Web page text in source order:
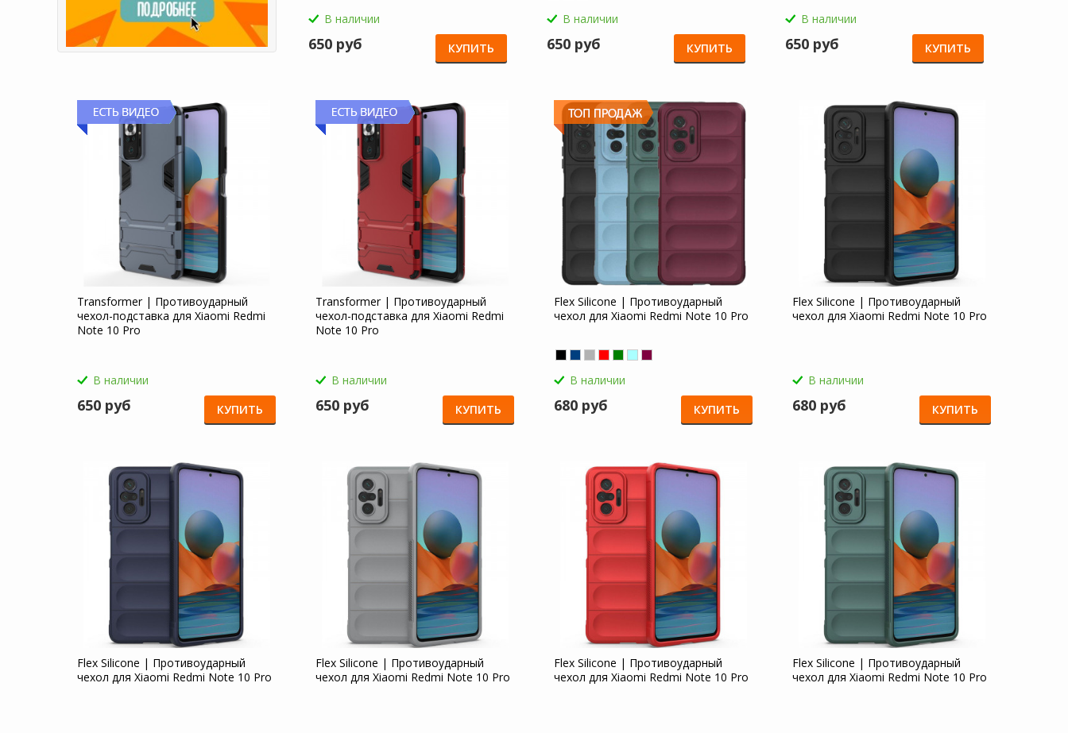
В наличии
650 руб КУПИТЬ
В наличии
650 руб КУПИТЬ
В наличии
650 руб КУПИТЬ
Transformer | Противоударный
чехол-подставка для Xiaomi Redmi
Note 10 Pro
В наличии
650 руб КУПИТЬ
Transformer | Противоударный
чехол-подставка для Xiaomi Redmi
Note 10 Pro
В наличии
650 руб КУПИТЬ
Flex Silicone | Противоударный
чехол для Xiaomi Redmi Note 10 Pro
В наличии
680 руб КУПИТЬ
Flex Silicone | Противоударный
чехол для Xiaomi Redmi Note 10 Pro
В наличии
680 руб КУПИТЬ
Flex Silicone | Противоударный
чехол для Xiaomi Redmi Note 10 Pro
Flex Silicone | Противоударный
чехол для Xiaomi Redmi Note 10 Pro
Flex Silicone | Противоударный
чехол для Xiaomi Redmi Note 10 Pro
Flex Silicone | Противоударный
чехол для Xiaomi Redmi Note 10 Pro